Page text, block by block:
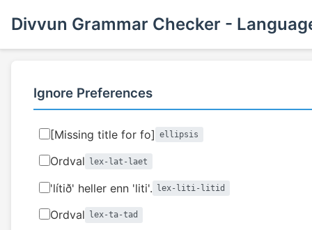
Divvun Grammar Checker -
Ignore Preferences
[Missing title for fo] ellipsis
Ordval lex-lat-laet
'lítið' heller enn 'liti'. lex-liti-litid
Ordval lex-ta-tad